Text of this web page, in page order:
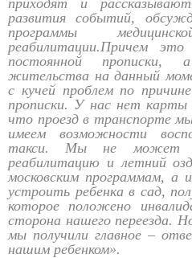
приходят и
развития событий,
программы
реабилитации.Причем
постоянной
жительства на данный
с кучей проблем по
прописки. У нас нет
что проезд в транспорте
имеем возможности
такси. Мы не может
реабилитацию и летний
московским программам,
устроить ребенка в сад,
которое положено
сторона нашего переезда.
мы получили главное –
нашим ребенком».